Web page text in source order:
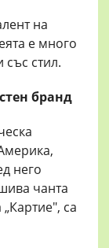
на
е много
стил.
бранд
него
чанта
са